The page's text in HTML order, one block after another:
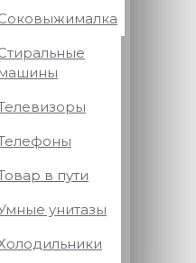
машины
в пути
унитазы